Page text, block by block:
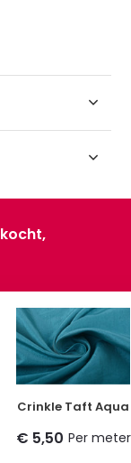
Crinkle Taft Aqua
€ 5,50 Per meter